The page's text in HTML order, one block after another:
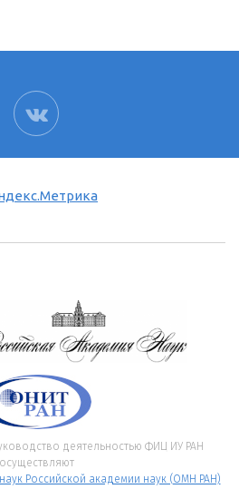
ВК
деятельностью ФИЦ ИУ РАН
осуществляют
Российской академии наук (ОМН РАН)